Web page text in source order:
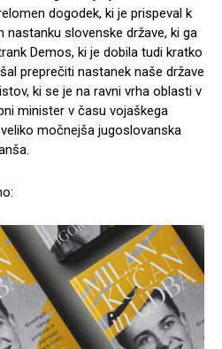
dogodek, ki je prispeval k
slovenske države, ki ga
Demos, ki je dobila tudi kratko
preprečiti nastanek naše države
ki se je na ravni vrha oblasti v
minister v času vojaškega
močnejša jugoslovanska